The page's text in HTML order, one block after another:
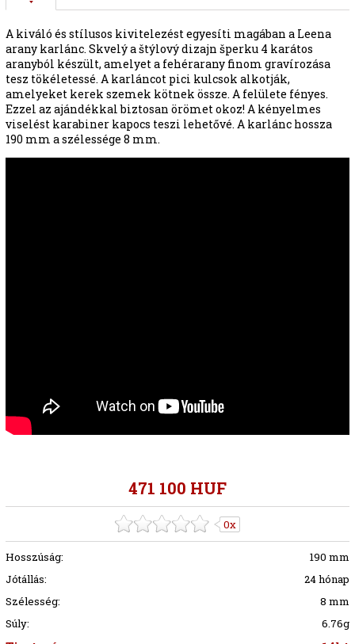
A kiváló és stílusos kivitelezést egyesíti magában a Leena
arany karlánc. Skvelý a štýlový dizajn šperku 4 karátos
aranyból készült, amelyet a fehérarany finom gravírozása
tesz tökéletessé. A karláncot pici kulcsok alkotják,
amelyeket kerek szemek kötnek össze. A felülete fényes.
Ezzel az ajándékkal biztosan örömet okoz! A kényelmes
viselést karabiner kapocs teszi lehetővé. A karlánc hossza
190 mm a szélessége 8 mm.
471 100 HUF
0x
Hosszúság:
190 mm
Jótállás:
24 hónap
Szélesség:
8 mm
Súly:
6.76g